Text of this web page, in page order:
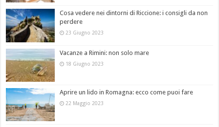
Cosa vedere nei dintorni di Riccione: i consigli da non
perdere
23 Giugno 2023
Vacanze a Rimini: non solo mare
18 Giugno 2023
Aprire un lido in Romagna: ecco come puoi fare
22 Maggio 2023